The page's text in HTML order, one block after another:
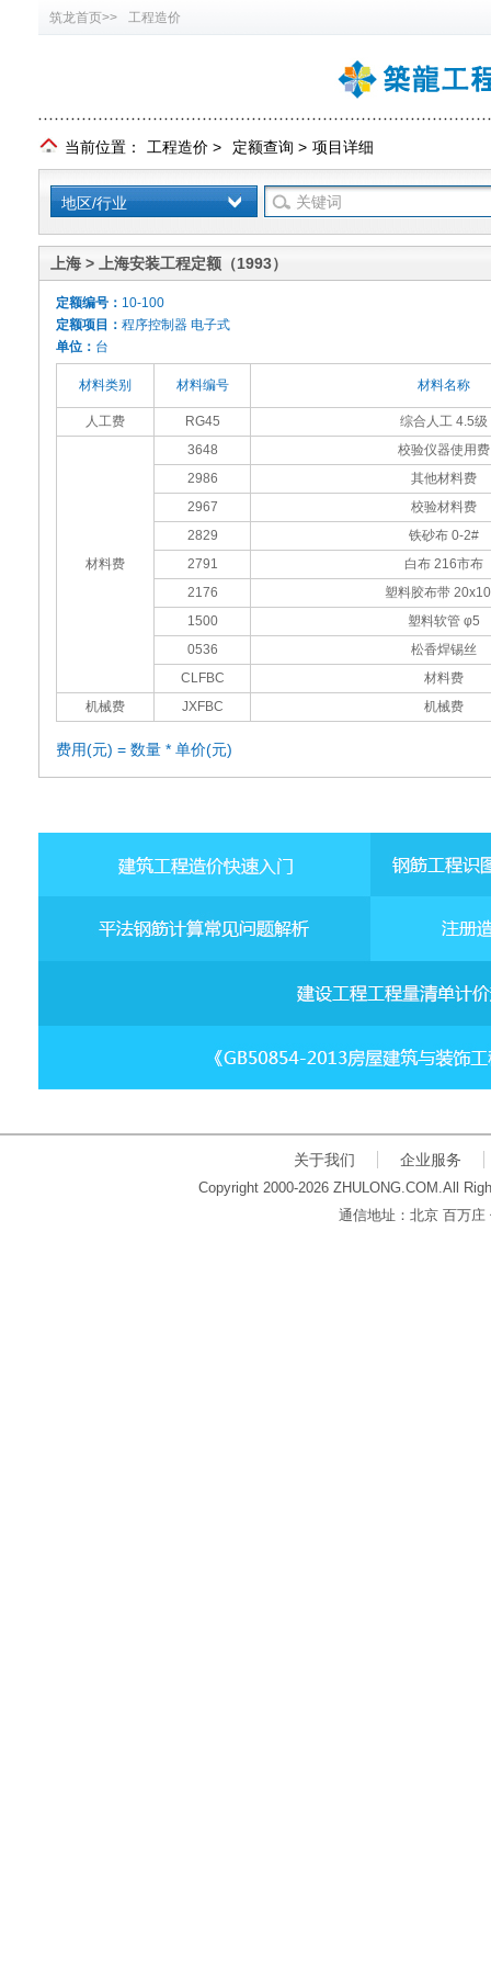
筑龙首页>> 工程造价
当前位置： 工程造价 > 定额查询 > 项目详细
地区/行业
上海 > 上海安装工程定额（1993）
定额编号： 10-100
定额项目： 程序控制器 电子式
单位： 台
材料类别 材料编号 材料名称
人工费 RG45 综合人工 4.5级
材料费
3648
校验仪器使用费
2986
其他材料费
2967
校验材料费
2829
铁砂布 0-2#
2791
白布 216市布
2176
塑料胶布带
1500
塑料软管 φ5
0536
松香焊锡丝
CLFBC
材料费
机械费
JXFBC 机械费
费用(元) = 数量 * 单价(元)
关于我们 企业服务
Copyright 2000-2026 ZHULONG.COM.All
通信地址：北京 百万